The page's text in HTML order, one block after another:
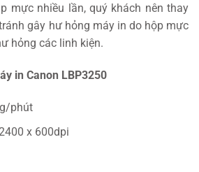
mực nhiều lần, quý khách nên thay
gây hư hỏng máy in do hộp mực
hỏng các linh kiện.
in Canon LBP3250
phút
x 600dpi